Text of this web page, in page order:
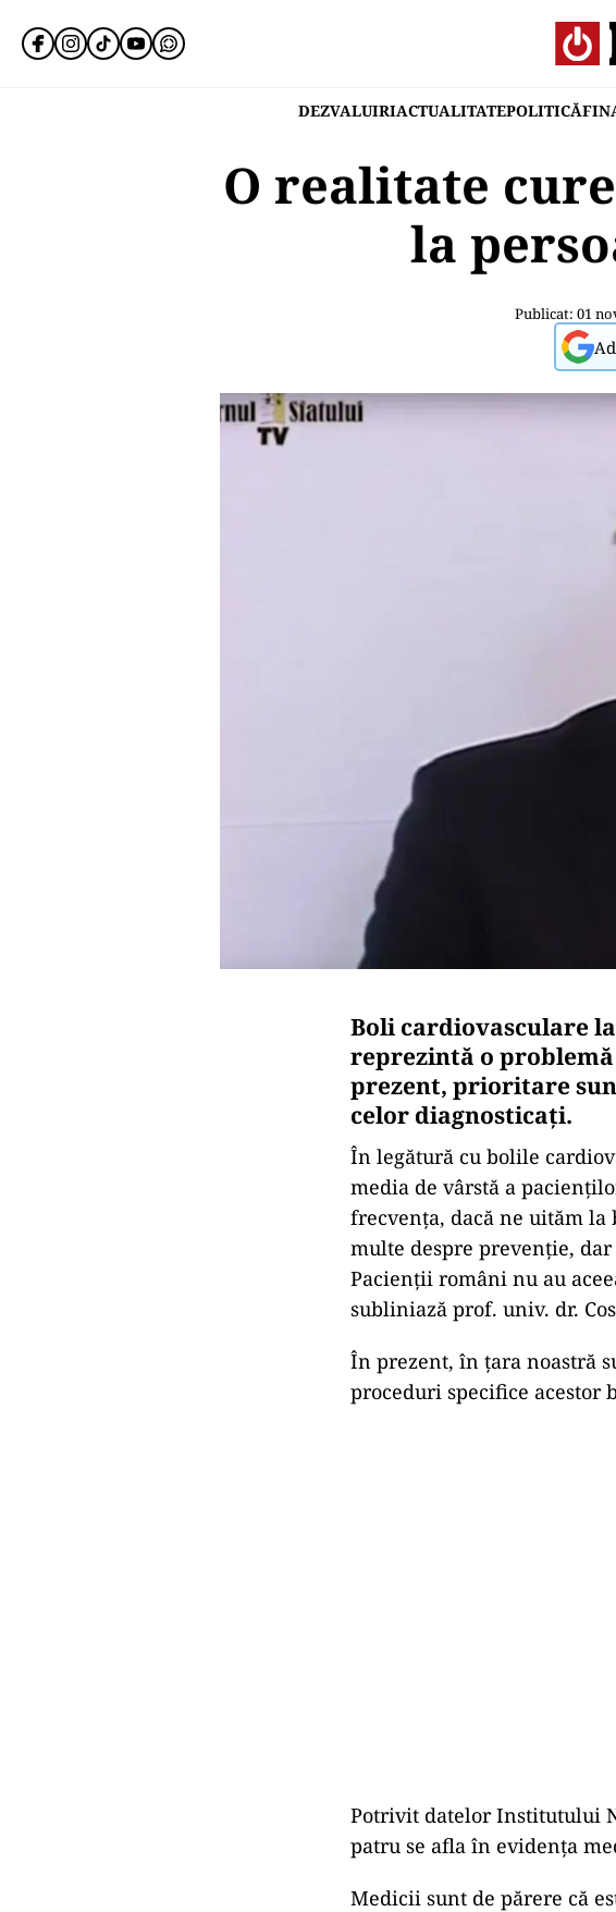
DEZVALUIRIACTUALITATEPOLITICĂ
O realitate
la
Publicat: 01
Boli cardiovasculare
reprezintă o
prezent, prioritare
celor diagnosticați.
În legătură cu bolile
media de vârstă a
frecvența, dacă ne uităm
multe despre prevenție,
Pacienții români nu au
subliniază prof. univ. dr.
În prezent, în țara noastră
proceduri specifice acestor
Potrivit datelor Institutului
patru se afla în evidența
Medicii sunt de părere că